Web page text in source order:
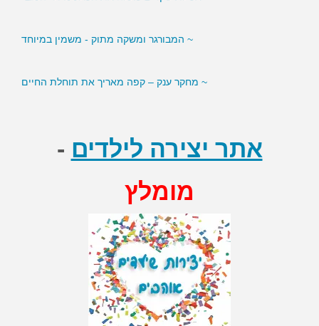
אתר יצירה לילדים -
מומלץ